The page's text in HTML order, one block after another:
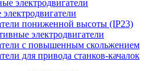
электродвигатели
пониженной высоты (IP23)
электродвигатели
с повышенным скольжением
для привода станков-качалок